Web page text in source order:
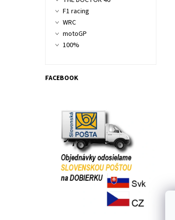
F1 racing
WRC
motoGP
100%
FACEBOOK